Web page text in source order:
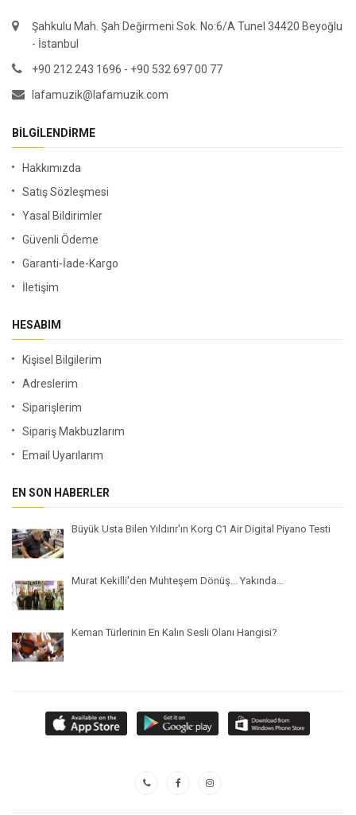
Şahkulu Mah. Şah Değirmeni Sok. No:6/A Tunel 34420 Beyoğlu
- İstanbul
+90 212 243 1696 - +90 532 697 00 77
lafamuzik@lafamuzik.com
BILGILENDIRME
Hakkımızda
Satış Sözleşmesi
Yasal Bildirimler
Güvenli Ödeme
Garanti-İade-Kargo
İletişim
HESABIM
Kişisel Bilgilerim
Adreslerim
Siparişlerim
Sipariş Makbuzlarım
Email Uyarılarım
EN SON HABERLER
Büyük Usta Bilen Yıldırır'ın Korg C1 Air Digital Piyano Testi
Murat Kekilli'den Muhteşem Dönüş... Yakında...
Keman Türlerinin En Kalın Sesli Olanı Hangisi?